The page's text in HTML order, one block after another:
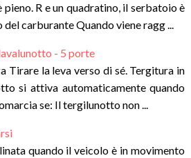
R e un quadratino, il serbatoio è
carburante Quando viene ragg ...
- 5 porte
Tirare la leva verso di sé. Tergitura in
si attiva automaticamente quando
se: Il tergilunotto non ...
quando il veicolo è in movimento